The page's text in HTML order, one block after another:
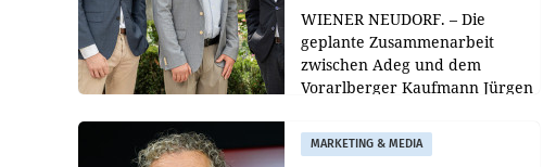
WIENER NEUDORF. – Die
geplante Zusammenarbeit
zwischen Adeg und dem
Vorarlberger Kaufmann Jürgen
freigegeben: Die
Bundeswettbewerbsbehörde
MARKETING & MEDIA